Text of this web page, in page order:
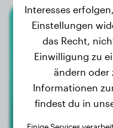
Interesses
Einstellungen
das Recht,
Einwilligung zu
ändern oder
Informationen
findest du in